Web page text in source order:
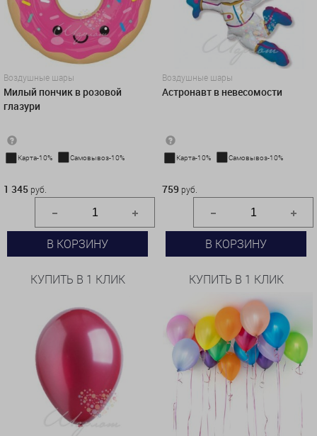
Воздушные шары
Милый пончик в розовой
глазури
Карта-10% Самовывоз-10%
1 345 руб.
В КОРЗИНУ
КУПИТЬ В 1 КЛИК
Воздушные шары
Астронавт в невесомости
Карта-10% Самовывоз-10%
759 руб.
В КОРЗИНУ
КУПИТЬ В 1 КЛИК